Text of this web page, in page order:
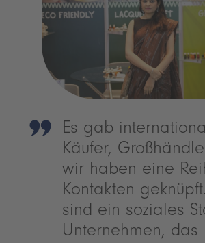
Es gab
Käufer,
wir haben eine
Kontakten
sind ein soziales
Unternehmen, das